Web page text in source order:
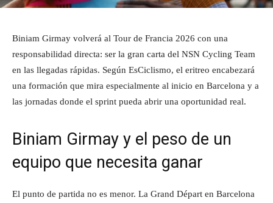
Biniam Girmay volverá al Tour de Francia 2026 con una
responsabilidad directa: ser la gran carta del NSN Cycling Team
en las llegadas rápidas. Según EsCiclismo, el eritreo encabezará
una formación que mira especialmente al inicio en Barcelona y a
las jornadas donde el sprint pueda abrir una oportunidad real.
Biniam Girmay y el peso de un
equipo que necesita ganar
El punto de partida no es menor. La Grand Départ en Barcelona